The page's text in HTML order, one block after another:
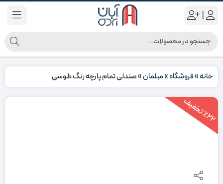
|
خانه»فروشگاه»مبلمان»صندلی تمام پارچه رنگ طوسی
٪2
2
ت
خ
ف
یف